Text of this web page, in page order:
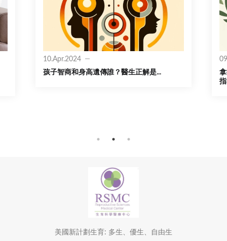
10.Apr.2024
孩子智商和身高遺傳誰？醫生正解是...
美國新計劃生育: 多生、優生、自由生